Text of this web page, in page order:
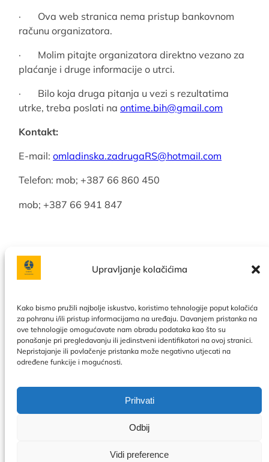
Upravljanje kolačićima
Kako bismo pružili najbolje iskustvo, koristimo tehnologije poput kolačića
za pohranu i/ili pristup informacijama na uređaju. Davanjem pristanka na
ove tehnologije omogućavate nam obradu podataka kao što su
ponašanje pri pregledavanju ili jedinstveni identifikatori na ovoj stranici.
Nepristajanje ili povlačenje pristanka može negativno utjecati na
određene funkcije i mogućnosti.
Prihvati
Odbij
Vidi preference
· Ova web stranica nema pristup bankovnom
računu organizatora.
· Molim pitajte organizatora direktno vezano za
plaćanje i druge informacije o utrci.
· Bilo koja druga pitanja u vezi s rezultatima
utrke, treba poslati naontime.bih@gmail.com
Kontakt:
E-mail:omladinska.zadrugaRS@hotmail.com
Telefon: mob; +387 66 860 450
mob; +387 66 941 847
Facebook
Instagram
Politika privatnosti|Uslovi korištenja|Naše usluge
nama | Kontakt|Kalendar| Politika kolačića